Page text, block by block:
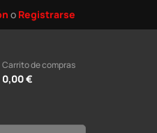
o Registrarse
Carrito de compras
0,00 €